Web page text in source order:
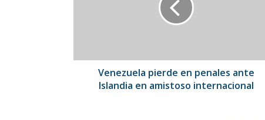
internacional
Venezuela pierde en penales ante
Islandia en amistoso internacional